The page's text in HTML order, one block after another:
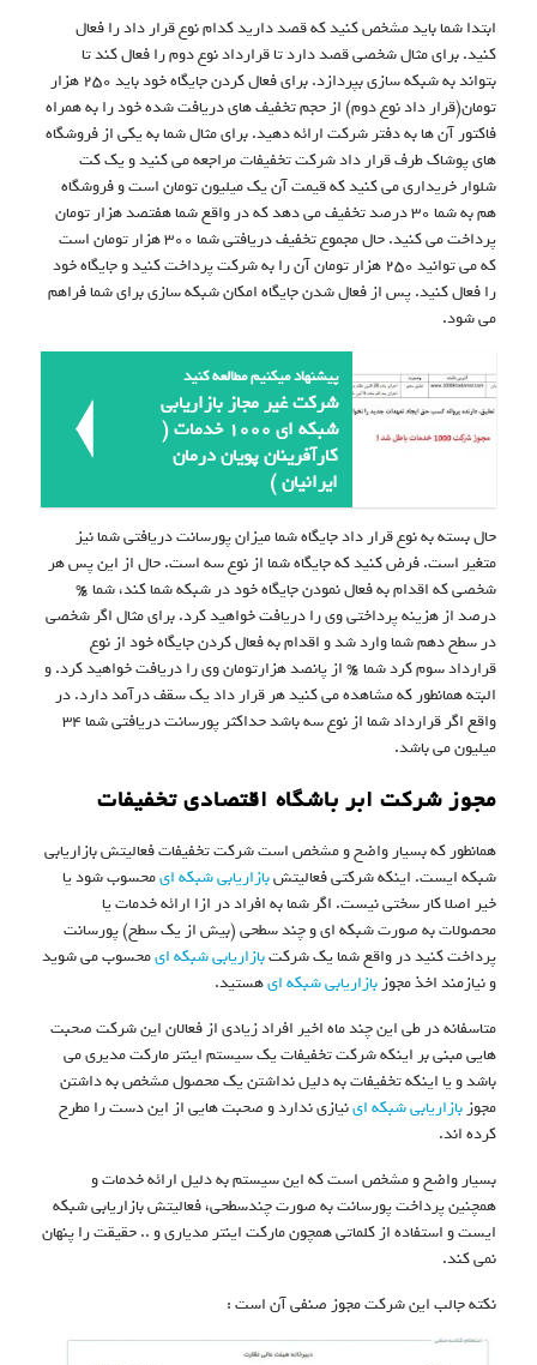
ابتدا شما باید مشخص کنید که قصد دارید کدام نوع قرار داد را فعال
کنید. برای مثال شخصی قصد دارد تا قرارداد نوع دوم را فعال کند تا
بتواند به شبکه سازی بپردازد. برای فعال کردن جایگاه خود باید ۲۵۰ هزار
تومان(قرار داد نوع دوم) از حجم تخفیف های دریافت شده خود را به همراه
فاکتور آن ها به دفتر شرکت ارائه دهید. برای مثال شما به یکی از فروشگاه
های پوشاک طرف قرار داد شرکت تخفیفات مراجعه می کنید و یک کت
شلوار خریداری می کنید که قیمت آن یک میلیون تومان است و فروشگاه
هم به شما ۳۰ درصد تخفیف می دهد که در واقع شما هفتصد هزار تومان
پرداخت می کنید. حال مجموع تخفیف دریافتی شما ۳۰۰ هزار تومان است
که می توانید ۲۵۰ هزار تومان آن را به شرکت پرداخت کنید و جایگاه خود
را فعال کنید. پس از فعال شدن جایگاه امکان شبکه سازی برای شما فراهم
می شود.
پیشنهاد میکنیم مطالعه کنید
شرکت غیر مجاز بازاریابی
شبکه ای 1000 خدمات (
کارآفرینان پویان درمان
ایرانیان )
حال بسته به نوع قرار داد جایگاه شما میزان پورسانت دریافتی شما نیز
متغیر است. فرض کنید که جایگاه شما از نوع سه است. حال از این پس هر
شخصی که اقدام به فعال نمودن جایگاه خود در شبکه شما کند، شما ۶%
درصد از هزینه پرداختی وی را دریافت خواهید کرد. برای مثال اگر شخصی
در سطح دهم شما وارد شد و اقدام به فعال کردن جایگاه خود از نوع
قرارداد سوم کرد شما ۶% از پانصد هزارتومان وی را دریافت خواهید کرد. و
البته همانطور که مشاهده می کنید هر قرار داد یک سقف درآمد دارد. در
واقع اگر قرارداد شما از نوع سه باشد حداکثر پورسانت دریافتی شما ۳۴
میلیون می باشد.
مجوز شرکت ابر باشگاه اقتصادی تخفیفات
همانطور که بسیار واضح و مشخص است شرکت تخفیفات فعالیتش بازاریابی
شبکه ایست. اینکه شرکتی فعالیتشبازاریابی شبکه ایمحسوب شود یا
خیر اصلا کار سختی نیست. اگر شما به افراد در ازا ارائه خدمات یا
محصولات به صورت شبکه ای و چند سطحی (بیش از یک سطح) پورسانت
پرداخت کنید در واقع شما یک شرکتبازاریابی شبکه ایمحسوب می شوید
و نیازمند اخذ مجوزبازاریابی شبکه ایهستید.
متاسفانه در طی این چند ماه اخیر افراد زیادی از فعالان این شرکت صحبت
هایی مبنی بر اینکه شرکت تخفیفات یک سیستم اینتر مارکت مدیری می
باشد و یا اینکه تخفیفات به دلیل نداشتن یک محصول مشخص به داشتن
مجوزبازاریابی شبکه اینیازی ندارد و صحبت هایی از این دست را مطرح
کرده اند.
بسیار واضح و مشخص است که این سیستم به دلیل ارائه خدمات و
همچنین پرداخت پورسانت به صورت چندسطحی، فعالیتش بازاریابی شبکه
ایست و استفاده از کلماتی همچون مارکت اینتر مدیاری و .. حقیقت را پنهان
نمی کند.
نکته جالب این شرکت مجوز صنفی آن است :